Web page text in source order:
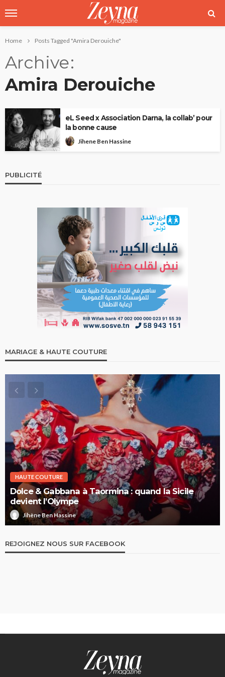
Home Posts Tagged "Amira Derouiche"
Archive
Amira Derouiche
eL Seed x Association Darna, la collab’ pour
la bonne cause
Jihene Ben Hassine
PUBLICITÉ
MARIAGE & HAUTE COUTURE
HAUTE COUTURE
Dolce & Gabbana à Taormina : quand la Sicile
devient l’Olympe
Jihène Ben Hassine
REJOIGNEZ NOUS SUR FACEBOOK